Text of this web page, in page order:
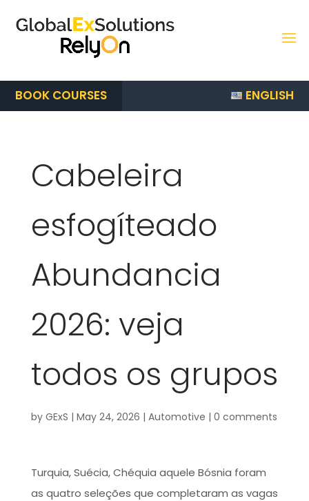
BOOK COURSES ENGLISH
Cabeleira
esfogíteado
Abundancia
2026: veja
todos os grupos
by GExS | May 24, 2026 | Automotive | 0 comments
Turquia, Suécia, Chéquia aquele Bósnia foram
as quatro seleções que completaram as vagas